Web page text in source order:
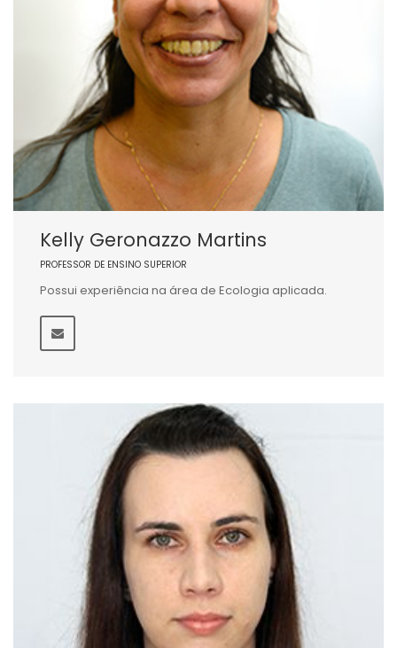
Kelly Geronazzo Martins
PROFESSOR DE ENSINO SUPERIOR
Possui experiência na área de Ecologia aplicada.